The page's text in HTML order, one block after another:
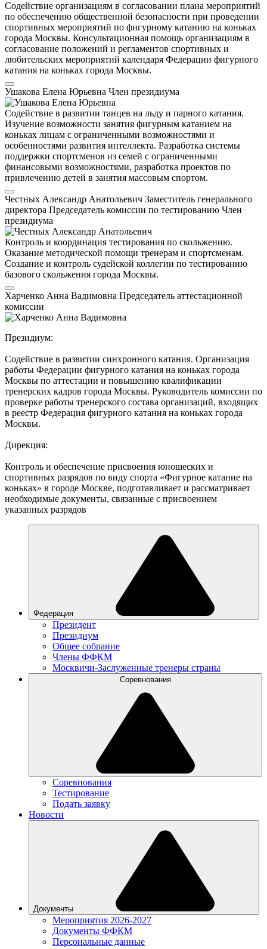
Содействие организациям в согласовании плана мероприятий
по обеспечению общественной безопасности при проведении
спортивных мероприятий по фигурному катанию на коньках
города Москвы. Консультационная помощь организациям в
согласование положений и регламентов спортивных и
любительских мероприятий календаря Федерации фигурного
катания на коньках города Москвы.
Ушакова Елена Юрьевна Член президиума
Содействие в развитии танцев на льду и парного катания.
Изучение возможности занятия фигурным катанием на
коньках лицам с ограниченными возможностями и
особенностями развития интеллекта. Разработка системы
поддержки спортсменов из семей с ограниченными
финансовыми возможностями, разработка проектов по
привлечению детей в занятия массовым спортом.
Честных Александр Анатольевич Заместитель генерального
директора Председатель комиссии по тестированию Член
президиума
Контроль и координация тестирования по скольжению.
Оказание методической помощи тренерам и спортсменам.
Создание и контроль судейской коллегии по тестированию
базового скольжения города Москвы.
Харченко Анна Вадимовна Председатель аттестационной
комиссии
Президиум:
Содействие в развитии синхронного катания. Организация
работы Федерации фигурного катания на коньках города
Москвы по аттестации и повышению квалификации
тренерских кадров города Москвы. Руководитель комиссии по
проверке работы тренерского состава организаций, входящих
в реестр Федерация фигурного катания на коньках города
Москвы.
Дирекция:
Контроль и обеспечение присвоения юношеских и
спортивных разрядов по виду спорта «Фигурное катание на
коньках» в городе Москве, подготавливает и рассматривает
необходимые документы, связанные с присвоением
указанных разрядов
Федерация
Президент
Президиум
Общее собрание
Члены ФФКМ
Москвичи-Заслуженные тренеры страны
Соревнования
Соревнования
Тестирование
Подать заявку
Новости
Документы
Мероприятия 2026-2027
Документы ФФКМ
Персональные данные